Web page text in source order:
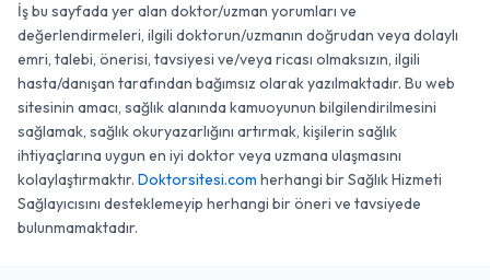
İş bu sayfada yer alan doktor/uzman yorumları ve
değerlendirmeleri, ilgili doktorun/uzmanın doğrudan veya dolaylı
emri, talebi, önerisi, tavsiyesi ve/veya ricası olmaksızın, ilgili
hasta/danışan tarafından bağımsız olarak yazılmaktadır. Bu web
sitesinin amacı, sağlık alanında kamuoyunun bilgilendirilmesini
sağlamak, sağlık okuryazarlığını artırmak, kişilerin sağlık
ihtiyaçlarına uygun en iyi doktor veya uzmana ulaşmasını
kolaylaştırmaktır. Doktorsitesi.com herhangi bir Sağlık Hizmeti
Sağlayıcısını desteklemeyip herhangi bir öneri ve tavsiyede
bulunmamaktadır.